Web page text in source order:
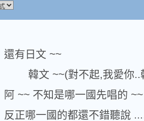
還有日文 ~~
韓文 ~~(對不起,我愛你..
阿 ~~ 不知是哪一國先唱的 ~~
反正哪一國的都還不錯聽說